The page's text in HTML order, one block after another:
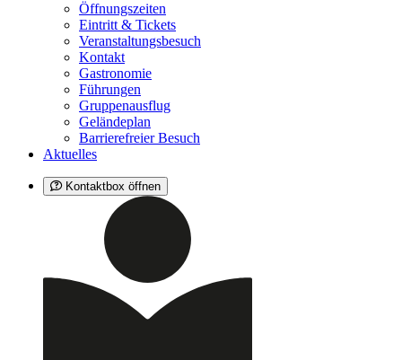
Öffnungszeiten
Eintritt & Tickets
Veranstaltungsbesuch
Kontakt
Gastronomie
Führungen
Gruppenausflug
Geländeplan
Barrierefreier Besuch
Aktuelles
Kontaktbox öffnen